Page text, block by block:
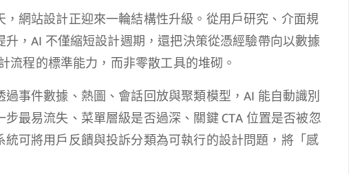
網站設計正迎來一輪結構性升級。從用戶研究、介面規
，AI 不僅縮短設計週期，還把決策從憑經驗帶向以數據
流程的標準能力，而非零散工具的堆砌。
事件數據、熱圖、會話回放與聚類模型，AI 能自動識別
最易流失、菜單層級是否過深、關鍵 CTA 位置是否被忽
可將用戶反饋與投訴分類為可執行的設計問題，將「感